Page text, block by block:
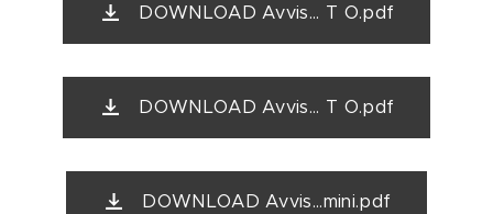
DOWNLOAD Avvis... T O.pdf
DOWNLOAD Avvis... T O.pdf
DOWNLOAD Avvis...mini.pdf